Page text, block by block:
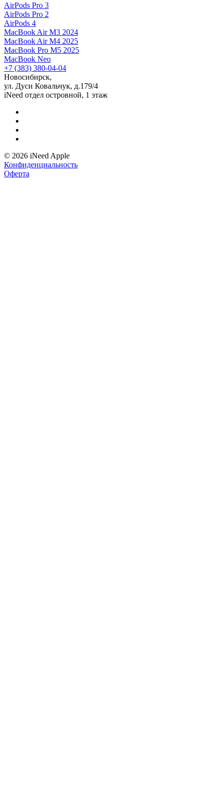
AirPods Pro 3
AirPods Pro 2
AirPods 4
MacBook Air M3 2024
MacBook Air M4 2025
MacBook Pro M5 2025
MacBook Neo
+7 (383) 380-04-04
Новосибирск,
ул. Дуси Ковальчук, д.179/4
iNeed отдел островной, 1 этаж
© 2026 iNeed Apple
Конфиденциальность
Оферта